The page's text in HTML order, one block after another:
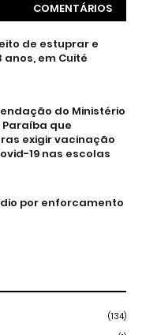
COMENTÁRIOS
de estuprar e
em Cuité
do Ministério
que
exigir vacinação
19 nas escolas
por enforcamento
(134)